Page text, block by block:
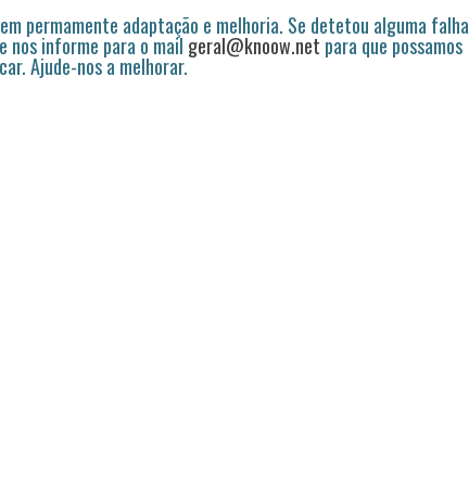
permamente adaptação e melhoria. Se detetou alguma falha
nos informe para o mail geral@knoow.net para que possamos
Ajude-nos a melhorar.